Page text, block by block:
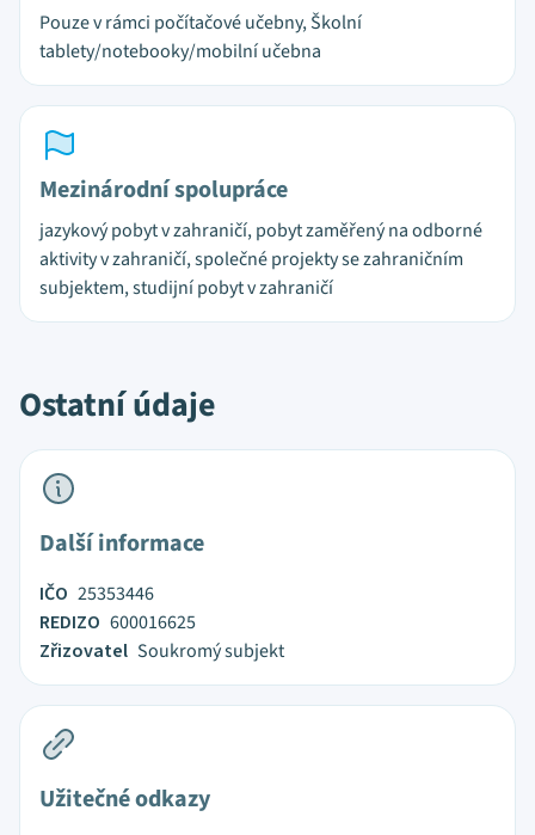
Pouze v rámci počítačové učebny, Školní
tablety/notebooky/mobilní učebna
Mezinárodní spolupráce
jazykový pobyt v zahraničí, pobyt zaměřený na odborné
aktivity v zahraničí, společné projekty se zahraničním
subjektem, studijní pobyt v zahraničí
Ostatní údaje
Další informace
IČO 25353446
REDIZO 600016625
Zřizovatel Soukromý subjekt
Užitečné odkazy